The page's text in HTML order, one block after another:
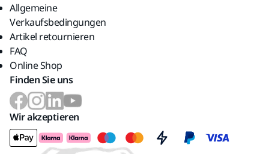
Allgemeine
Verkaufsbedingungen
Artikel retournieren
FAQ
Online Shop
Finden Sie uns
Wir akzeptieren